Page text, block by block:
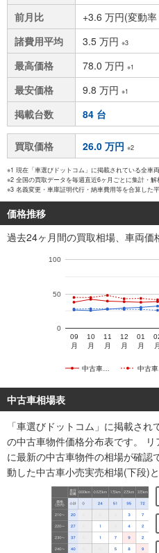
前月比
+3.6 万円(変動
諸費用平均
3.5 万円 ※3
最高価格 78.0 万円 ※1
最安価格 9.8 万円 ※1
掲載台数 84 台
買取価格 26.0 万円 ※2
※1 現在「車選びドットコム」に掲載されている全車
※2 全国の買取データを毎週直近6ヶ月ごとに集計・解
※3 名義変更・車庫証明代行・納車費用等を合算した
価格推移
過去24ヶ月間の買取相場、車両価
中古車… 中古車
09
月
10
月
11
月
12
月
01
月
月
0
50
100
中古車相場表
「車選びドットコム」に掲載さ
の中古車物件価格分布表です。
に最新の中古車物件の相場が確認
動した中古車小売実売相場(下段)